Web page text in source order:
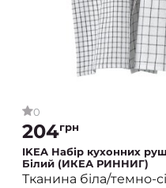
0
204грн
IKEA Набір кухонних
Білий (ИКЕА РИННИГ)
Тканина біла/темно-